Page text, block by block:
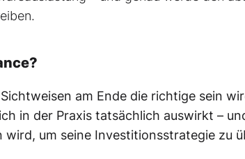
am Ende die richtige sein
in der Praxis tatsächlich auswirkt –
um seine Investitionsstrategie zu